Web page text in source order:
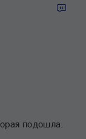
подошла.